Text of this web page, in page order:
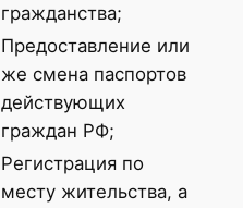
гражданства;
Предоставление или
же смена паспортов
действующих
граждан РФ;
Регистрация по
месту жительства, а